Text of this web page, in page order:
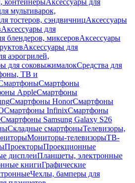
контейнерыАксессуары для
мультиварок,
тостеров, сэндвичницАксессуары
Аксессуары для
блендеров, миксеровАксессуары
Аксессуары для
аэрогрилей,
для соковыжималокСредства для
ТВ и
Смартфоны
AppleСмартфоны
Смартфоны HonorСмартфоны
Смартфоны InfinixСмартфоны
Смартфоны Samsung Galaxy S26
Складные смартфоныТелевизоры,
Мониторы-телевизорыТВ-
ПроекторыПроекционные
дисплеиПланшеты, электронные
книгиГрафические
Чехлы, бамперы для